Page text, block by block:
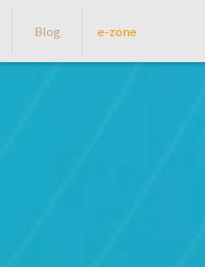
Blog e-zone